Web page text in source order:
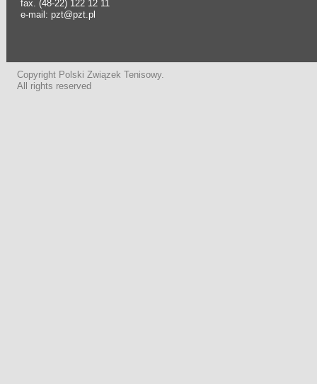
fax. (48-22) 122 12 11
e-mail: pzt@pzt.pl
Copyright Polski Związek Tenisowy.
All rights reserved